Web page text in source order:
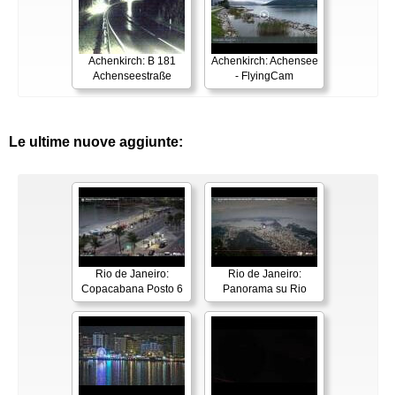
Achenkirch: B 181
Achenseestraße
Achenkirch: Achensee
- FlyingCam
Le ultime nuove aggiunte:
Rio de Janeiro:
Copacabana Posto 6
Rio de Janeiro:
Panorama su Rio